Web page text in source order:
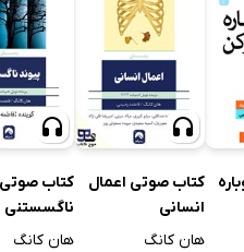
کتاب صوتی اعمال
انسانی
هان کانگ
کتاب صوتی
ناگسستنی
هان کانگ